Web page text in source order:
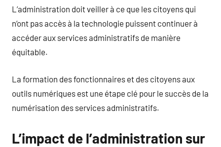
L’administration doit veiller à ce que les citoyens qui
n’ont pas accès à la technologie puissent continuer à
accéder aux services administratifs de manière
équitable.
La formation des fonctionnaires et des citoyens aux
outils numériques est une étape clé pour le succès de la
numérisation des services administratifs.
L’impact de l’administration sur